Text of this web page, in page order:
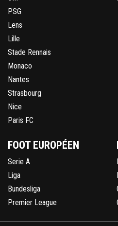
PSG
Lens
Lille
Stade Rennais
Monaco
Nantes
Strasbourg
Nice
Paris FC
FOOT EUROPÉEN
Serie A
Liga
Bundesliga
Premier League